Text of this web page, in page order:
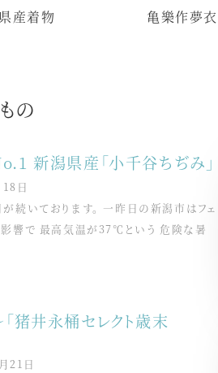
産着物 亀樂作夢衣
の
新潟県産「小千谷ちぢみ」
日
続いております。 一昨日の新潟市はフェ
響で 最高気温が37℃という 危険な暑
猪井永桶セレクト歳末
21日